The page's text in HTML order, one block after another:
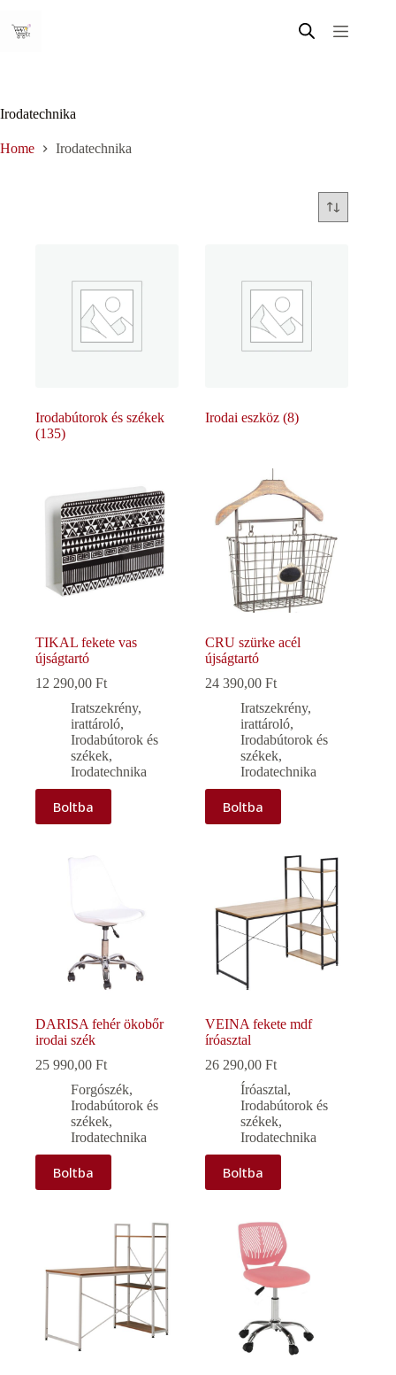
content
Irodatechnika
Home Irodatechnika
Irodabútorok és székek
(135)
Irodai eszköz(8)
TIKAL fekete vas
újságtartó
12 290,00 Ft
Iratszekrény,
irattároló,
Irodabútorok és
székek,
Irodatechnika
Boltba
CRU szürke acél
újságtartó
24 390,00Ft
Iratszekrény,
irattároló,
Irodabútorok és
székek,
Irodatechnika
Boltba
DARISA fehér ökobőr
irodai szék
25 990,00 Ft
Forgószék,
Irodabútorok és
székek,
Irodatechnika
Boltba
VEINA fekete mdf
íróasztal
26 290,00Ft
Íróasztal,
Irodabútorok és
székek,
Irodatechnika
Boltba